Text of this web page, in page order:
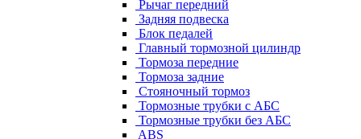
Рычаг передний
Задняя подвеска
Блок педалей
Главный тормозной цилиндр
Тормоза передние
Тормоза задние
Стояночный тормоз
Тормозные трубки с АБС
Тормозные трубки без АБС
ABS